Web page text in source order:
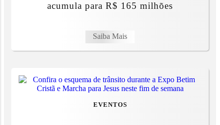
acumula para R$ 165 milhões
Saiba Mais
EVENTOS